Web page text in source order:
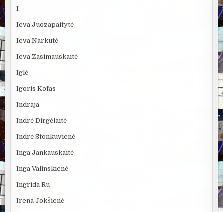
I
Ieva Juozapaitytė
Ieva Narkutė
Ieva Zasimauskaitė
Iglė
Igoris Kofas
Indraja
Indrė Dirgėlaitė
Indrė Stonkuvienė
Inga Jankauskaitė
Inga Valinskienė
Ingrida Ru
Irena Jokšienė